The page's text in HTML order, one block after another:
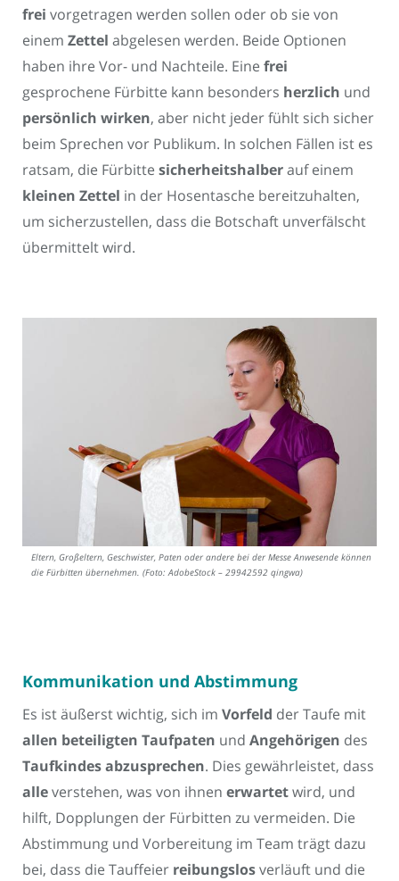
frei vorgetragen werden sollen oder ob sie von
einem Zettel abgelesen werden. Beide Optionen
haben ihre Vor- und Nachteile. Eine frei
gesprochene Fürbitte kann besonders herzlich und
persönlich wirken, aber nicht jeder fühlt sich sicher
beim Sprechen vor Publikum. In solchen Fällen ist es
ratsam, die Fürbitte sicherheitshalberauf einem
kleinen Zettel in der Hosentasche bereitzuhalten,
um sicherzustellen, dass die Botschaft unverfälscht
übermittelt wird.
Eltern, Großeltern, Geschwister, Paten oder andere bei der Messe Anwesende können
die Fürbitten übernehmen. (Foto: AdobeStock – 29942592 qingwa)
Kommunikation und Abstimmung
Es ist äußerst wichtig, sich im Vorfeld der Taufe mit
allen beteiligten Taufpaten und Angehörigen des
Taufkindes abzusprechen. Dies gewährleistet, dass
alleverstehen, was von ihnen erwartetwird, und
hilft, Dopplungen der Fürbitten zu vermeiden. Die
Abstimmung und Vorbereitung im Team trägt dazu
bei, dass die Tauffeier reibungslosverläuft und die